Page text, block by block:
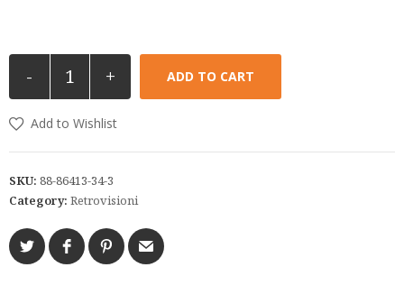
- + ADD TO CART
Add to Wishlist
SKU: 88-86413-34-3
Category: Retrovisioni